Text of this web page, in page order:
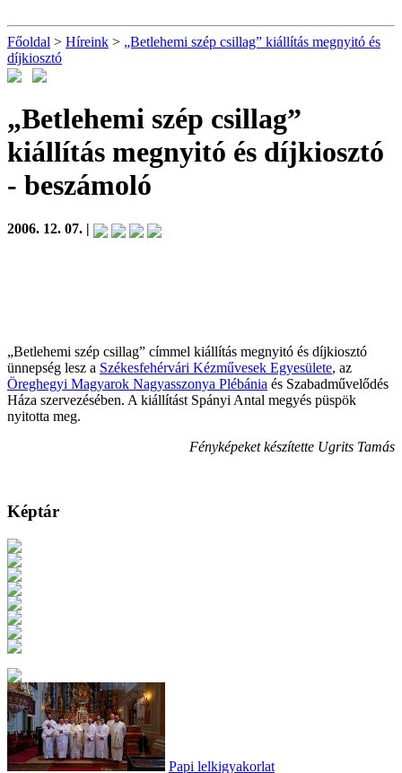
Főoldal > Híreink > „Betlehemi szép csillag” kiállítás megnyitó és
díjkiosztó
„Betlehemi szép csillag”
kiállítás megnyitó és díjkiosztó
- beszámoló
2006. 12. 07. |
„Betlehemi szép csillag” címmel kiállítás megnyitó és díjkiosztó
ünnepség lesz a Székesfehérvári Kézművesek Egyesülete, az
Öreghegyi Magyarok Nagyasszonya Plébánia és Szabadművelődés
Háza szervezésében. A kiállítást Spányi Antal megyés püspök
nyitotta meg.
Fényképeket készítette Ugrits Tamás
Képtár
Papi lelkigyakorlat